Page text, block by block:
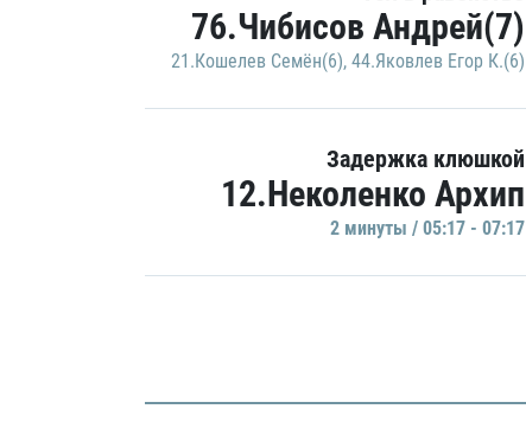
76.Чибисов Андрей(7)
21.Кошелев Семён(6), 44.Яковлев Егор К.(6)
Задержка клюшкой
12.Неколенко Архип
2 минуты / 05:17 - 07:17